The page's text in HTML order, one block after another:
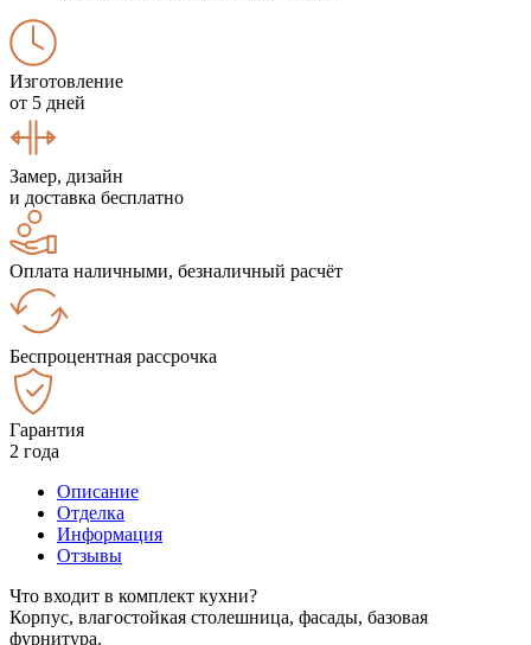
Изготовление
от 5 дней
Замер, дизайн
и доставка бесплатно
Оплата наличными, безналичный расчёт
Беспроцентная рассрочка
Гарантия
2 года
Описание
Отделка
Информация
Отзывы
Что входит в комплект кухни?
Корпус, влагостойкая столешница, фасады, базовая
фурнитура.